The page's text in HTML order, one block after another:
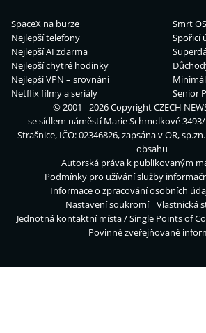
SpaceX na burze
Nejlepší telefony
Nejlepší AI zdarma
Nejlepší chytré hodinky
Nejlepší VPN – srovnání
Netflix filmy a seriály
Smrt
Spořicí
Senior
© 2001 - 2026 CopyrightCZECH
se sídlem náměstí Marie Schmolkové 3493/
Strašnice, IČO: 02346826, zapsána v OR,
obsahu
Autorská práva k publikovaným
Podmínky pro užívání služby
Informace o zpracování osobních
Nastavení soukromí
Vlastnická
Jednotná kontaktní místa / Single Points of
Povinně zveřejňované